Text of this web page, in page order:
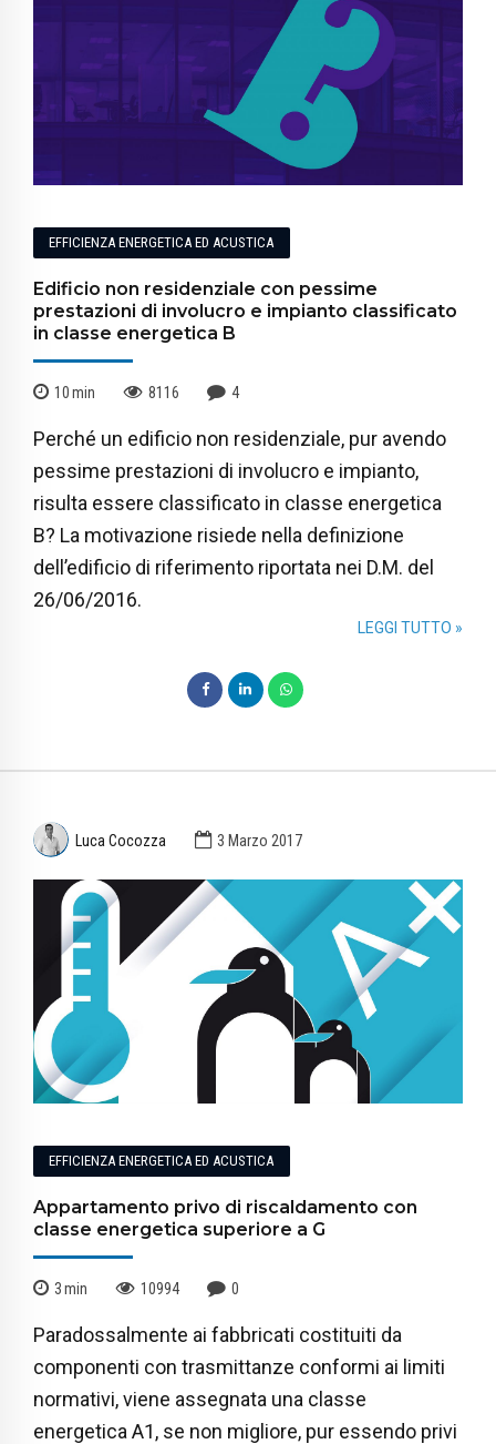
EFFICIENZA ENERGETICA ED ACUSTICA
Edificio non residenziale con pessime
prestazioni di involucro e impianto classificato
in classe energetica B
10min 8116 4
Perché un edificio non residenziale, pur avendo
pessime prestazioni di involucro e impianto,
risulta essere classificato in classe energetica
B? La motivazione risiede nella definizione
dell’edificio di riferimento riportata nei D.M. del
26/06/2016.
LEGGI TUTTO »
Luca Cocozza 3 Marzo 2017
EFFICIENZA ENERGETICA ED ACUSTICA
Appartamento privo di riscaldamento con
classe energetica superiore a G
3min 10994 0
Paradossalmente ai fabbricati costituiti da
componenti con trasmittanze conformi ai limiti
normativi, viene assegnata una classe
energetica A1, se non migliore, pur essendo privi